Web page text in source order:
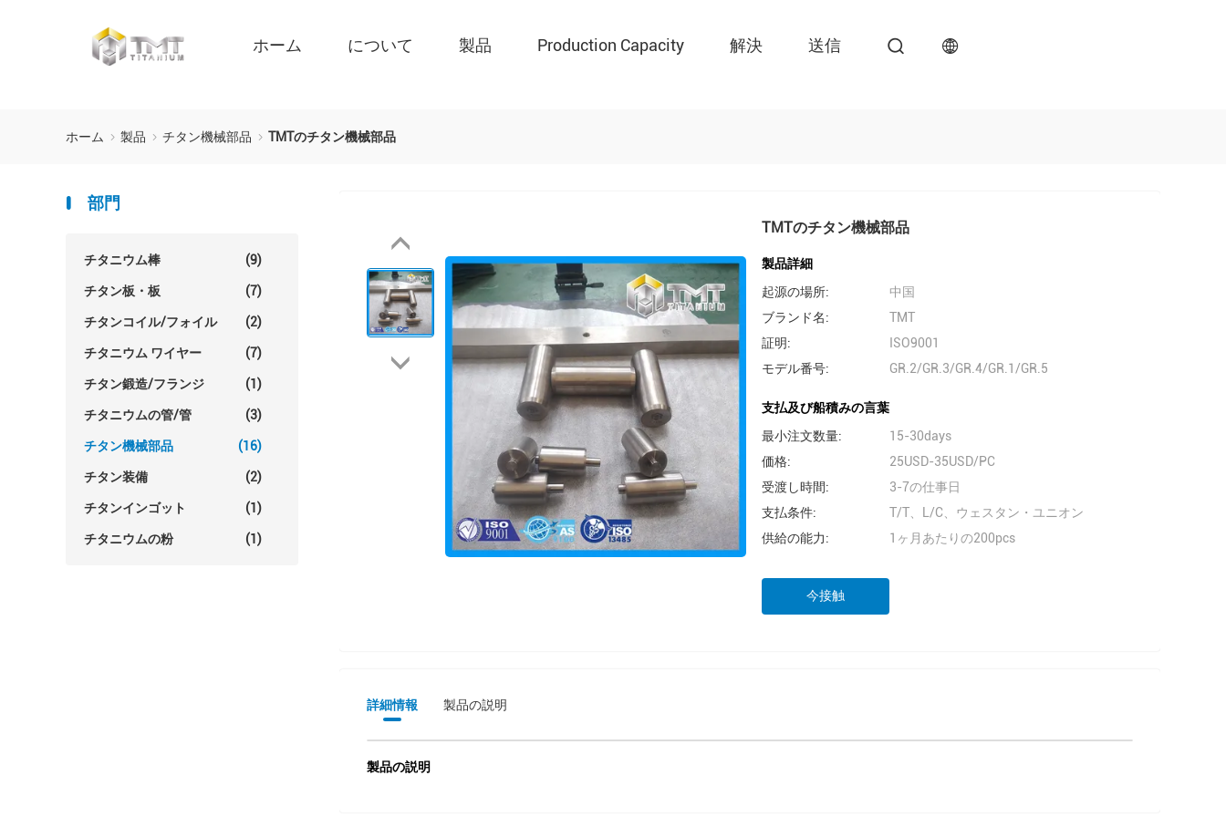
ホーム について 製品 Production Capacity 解決 送信
ホーム 製品 チタン機械部品 TMTのチタン機械部品
部門
チタニウム棒 (9)
チタン板・板 (7)
チタンコイル/フォイル (2)
チタニウム ワイヤー (7)
チタン鍛造/フランジ (1)
チタニウムの管/管 (3)
チタン機械部品 (16)
チタン装備 (2)
チタンインゴット (1)
チタニウムの粉 (1)
TMTのチタン機械部品
製品詳細
起源の場所:
中国
ブランド名:
TMT
証明:
ISO9001
モデル番号:
GR.2/GR.3/GR.4/GR.1/GR.5
支払及び船積みの言葉
最小注文数量:
15-30days
価格:
25USD-35USD/PC
受渡し時間:
3-7の仕事日
支払条件:
T/T、L/C、ウェスタン・ユニオン
供給の能力:
1ヶ月あたりの200pcs
今接触
詳細情報 製品の説明
製品の説明